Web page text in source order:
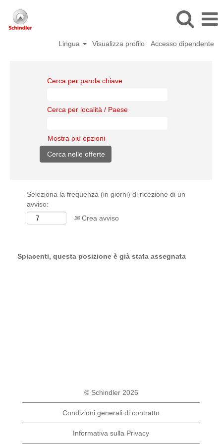
Lingua Visualizza profilo Accesso dipendente
Cerca per parola chiave
Cerca per località / Paese
Mostra più opzioni
Seleziona la frequenza (in giorni) di ricezione di un
avviso:
Crea avviso
Spiacenti, questa posizione è già stata assegnata
© Schindler 2026
Condizioni generali di contratto
Informativa sulla Privacy